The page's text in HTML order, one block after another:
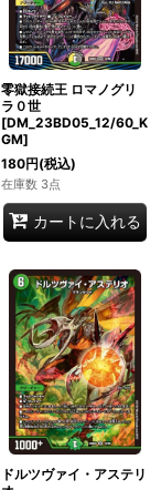
零獄接続王 ロマノグリ
ラ０世
[DM_23BD05_12/60_K
GM]
180円(税込)
在庫数 3点
カートに入れる
ドルツヴァイ・アステリ